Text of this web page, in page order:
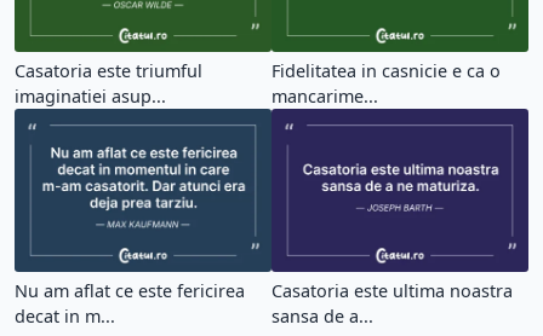
Casatoria este triumful
imaginatiei asup...
Fidelitatea in casnicie e ca o
mancarime...
Nu am aflat ce este fericirea
decat in m...
Casatoria este ultima noastra
sansa de a...